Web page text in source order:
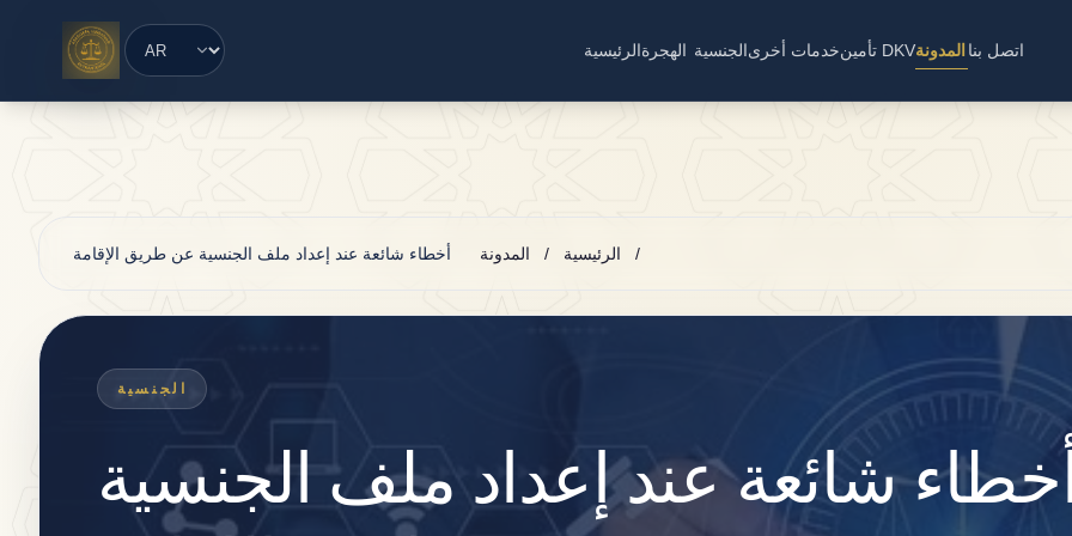
الرئيسيةالهجرة الجنسيةخدمات أخرى تأمين DKVالمدونة اتصل بنا
الرئيسية / المدونة / أخطاء شائعة عند إعداد ملف الجنسية عن طريق الإقامة
الجنسية
شائعة عند إعداد ملف الجنسية